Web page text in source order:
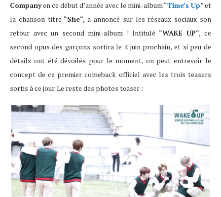
Companyen ce début d’année avec le mini-album “Time’s Up” et
la chanson titre “She“, a annoncé sur les réseaux sociaux son
retour avec un second mini-album ! Intitulé “WAKE UP“, ce
second opus des garçons sortira le 4 juin prochain, et si peu de
détails ont été dévoilés pour le moment, on peut entrevoir le
concept de ce premier comeback officiel avec les trois teasers
sortis à ce jour. Le reste des photos teaser :